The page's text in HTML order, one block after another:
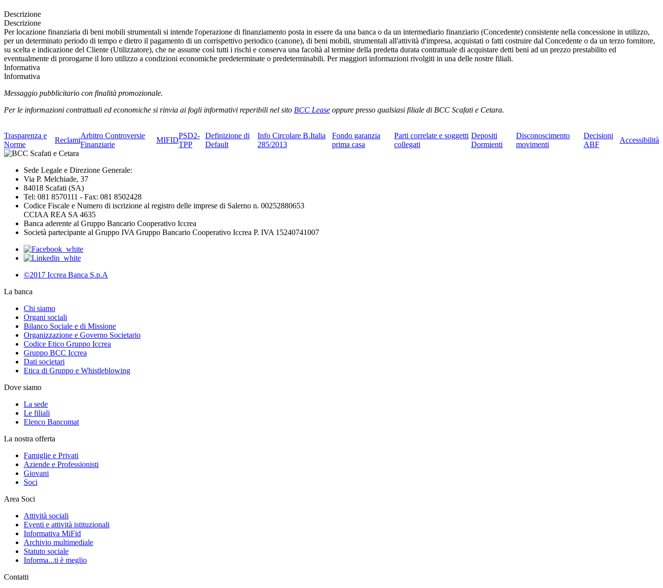
Descrizione
Descrizione
Per locazione finanziaria di beni mobili strumentali si intende l'operazione di finanziamento posta in essere da una banca o da un intermediario finanziario (Concedente) consistente nella concessione in utilizzo,
per un determinato periodo di tempo e dietro il pagamento di un corrispettivo periodico (canone), di beni mobili, strumentali all'attività d'impresa, acquistati o fatti costruire dal Concedente o da un terzo fornitore,
su scelta e indicazione del Cliente (Utilizzatore), che ne assume così tutti i rischi e conserva una facoltà al termine della predetta durata contrattuale di acquistare detti beni ad un prezzo prestabilito ed
eventualmente di prorogarne il loro utilizzo a condizioni economiche predeterminate o predeterminabili. Per maggiori informazioni rivolgiti in una delle nostre filiali.
Informativa
Informativa
Messaggio pubblicitario con finalità promozionale.
Per le informazioni contrattuali ed economiche si rinvia ai fogli informativi reperibili nel sito BCC Lease oppure presso qualsiasi filiale di BCC Scafati e Cetara.
Trasparenza e
Norme
Reclami
Arbitro Controversie
Finanziarie
MIFID
PSD2-
TPP
Definizione di
Default
Info Circolare B.Italia
285/2013
Fondo garanzia
prima casa
Parti correlate e soggetti
collegati
Depositi
Dormienti
Disconoscimento
movimenti
Decisioni
ABF
Accessibilità
Sede Legale e Direzione Generale:
Via P. Melchiade, 37
84018 Scafati (SA)
Tel: 081 8570111 - Fax: 081 8502428
Codice Fiscale e Numero di iscrizione al registro delle imprese di Salerno n. 00252880653
CCIAA REA SA 4635
Banca aderente al Gruppo Bancario Cooperativo Iccrea
Società partecipante al Gruppo IVA Gruppo Bancario Cooperativo Iccrea P. IVA 15240741007
©2017 Iccrea Banca S.p.A
La banca
Chi siamo
Organi sociali
Bilanco Sociale e di Missione
Organizzazione e Governo Societario
Codice Etico Gruppo Iccrea
Gruppo BCC Iccrea
Dati societari
Etica di Gruppo e Whistleblowing
Dove siamo
La sede
Le filiali
Elenco Bancomat
La nostra offerta
Famiglie e Privati
Aziende e Professionisti
Giovani
Soci
Area Soci
Attività sociali
Eventi e attività istituzionali
Informativa MiFid
Archivio multimediale
Statuto sociale
Informa...ti è meglio
Contatti